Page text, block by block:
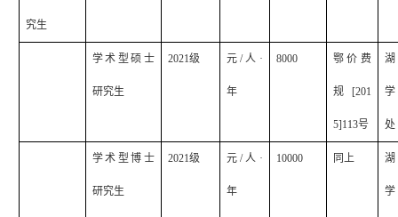
究生
学术型硕士
研究生
2021级 元/人·
年
8000 鄂价费
规 [201
5]113号 处
学术型博士
研究生
2021级 元/人·
年
10000 同上